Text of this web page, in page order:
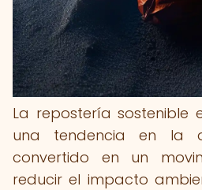
La repostería sostenible
una tendencia en la
convertido en un
reducir el impacto